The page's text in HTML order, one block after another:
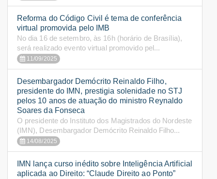
Reforma do Código Civil é tema de conferência
virtual promovida pelo IMB
No dia 16 de setembro, às 16h (horário de Brasília),
será realizado evento virtual promovido pel...
11/09/2025
Desembargador Demócrito Reinaldo Filho,
presidente do IMN, prestigia solenidade no STJ
pelos 10 anos de atuação do ministro Reynaldo
Soares da Fonseca
O presidente do Instituto dos Magistrados do Nordeste
(IMN), Desembargador Demócrito Reinaldo Filho...
14/08/2025
IMN lança curso inédito sobre Inteligência Artificial
aplicada ao Direito: “Claude Direito ao Ponto”